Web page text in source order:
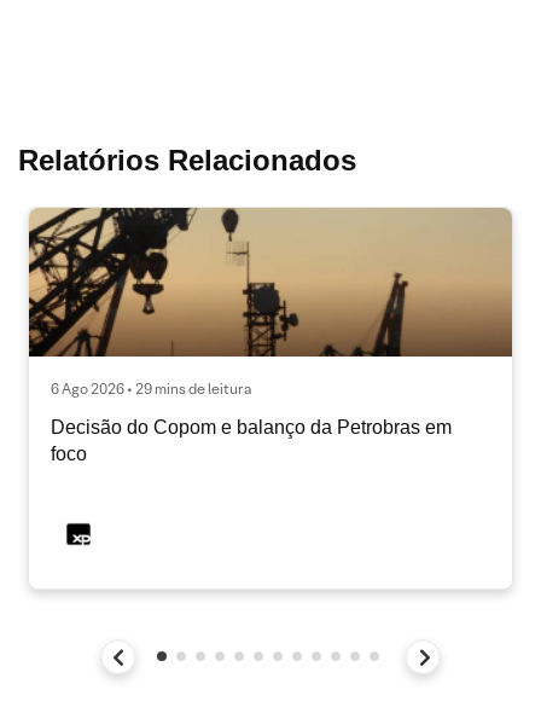
Relatórios Relacionados
6 Ago 2026 • 29 mins de leitura
Decisão do Copom e balanço da Petrobras em
foco